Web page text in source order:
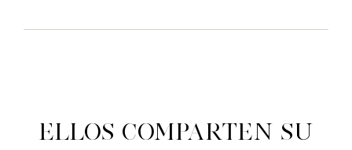
Ellos comparten su